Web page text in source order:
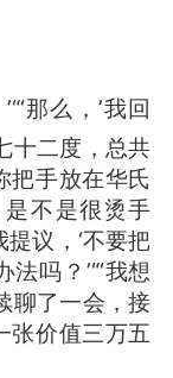
那么，’我回
十二度，总共
把手放在华氏
不是很烫手
提议，‘不要把
吗？’“‘我想
聊了一会，接
张价值三万五